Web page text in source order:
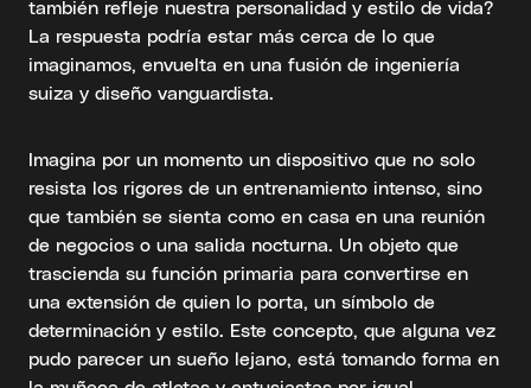
también refleje nuestra personalidad y estilo de vida?
La respuesta podría estar más cerca de lo que
imaginamos, envuelta en una fusión de ingeniería
suiza y diseño vanguardista.
Imagina por un momento un dispositivo que no solo
resista los rigores de un entrenamiento intenso, sino
que también se sienta como en casa en una reunión
de negocios o una salida nocturna. Un objeto que
trascienda su función primaria para convertirse en
una extensión de quien lo porta, un símbolo de
determinación y estilo. Este concepto, que alguna vez
pudo parecer un sueño lejano, está tomando forma en